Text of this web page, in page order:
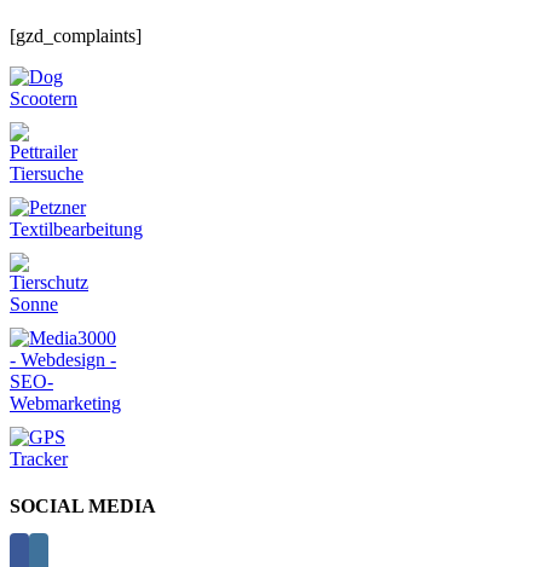
[gzd_complaints]
SOCIAL MEDIA